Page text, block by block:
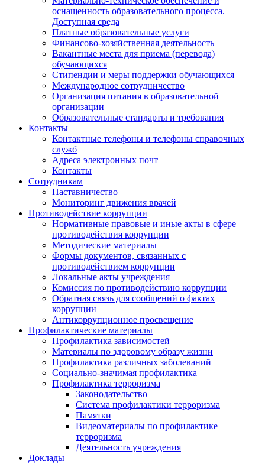
оснащенность образовательного процесса.
Доступная среда
Платные образовательные услуги
Финансово-хозяйственная деятельность
Вакантные места для приема (перевода)
обучающихся
Стипендии и меры поддержки обучающихся
Международное сотрудничество
Организация питания в образовательной
организации
Образовательные стандарты и требования
Контакты
Контактные телефоны и телефоны справочных
служб
Адреса электронных почт
Контакты
Сотрудникам
Наставничество
Мониторинг движения врачей
Противодействие коррупции
Нормативные правовые и иные акты в сфере
противодействия коррупции
Методические материалы
Формы документов, связанных с
противодействием коррупции
Локальные акты учреждения
Комиссия по противодействию коррупции
Обратная связь для сообщений о фактах
коррупции
Антикоррупционное просвещение
Профилактические материалы
Профилактика зависимостей
Материалы по здоровому образу жизни
Профилактика различных заболеваний
Социально-значимая профилактика
Профилактика терроризма
Законодательство
Система профилактики терроризма
Памятки
Видеоматериалы по профилактике
терроризма
Деятельность учреждения
Доклады